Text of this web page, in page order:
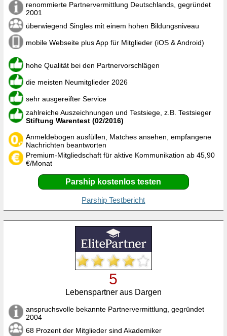
renommierte Partnervermittlung Deutschlands, gegründet
2001
überwiegend Singles mit einem hohen Bildungsniveau
mobile Webseite plus App für Mitglieder (iOS & Android)
hohe Qualität bei den Partnervorschlägen
die meisten Neumitglieder 2026
sehr ausgereifter Service
zahlreiche Auszeichnungen und Testsiege, z.B. Testsieger
Stiftung Warentest (02/2016)
Anmeldebogen ausfüllen, Matches ansehen, empfangene
Nachrichten beantworten
Premium-Mitgliedschaft für aktive Kommunikation ab 45,90
€/Monat
Parship kostenlos testen
Parship Testbericht
5
Lebenspartner aus Dargen
anspruchsvolle bekannte Partnervermittlung, gegründet
2004
68 Prozent der Mitglieder sind Akademiker